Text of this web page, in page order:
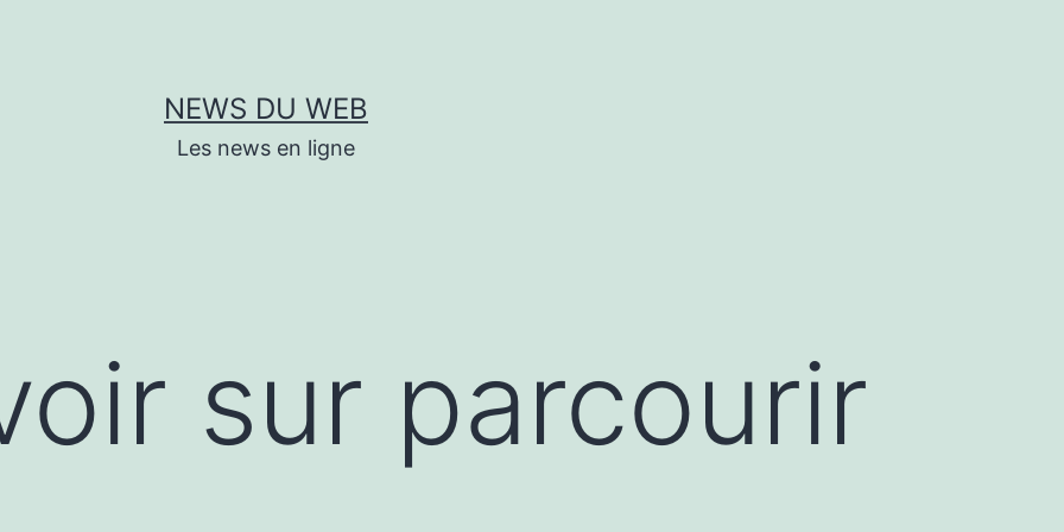
NEWS DU WEB
Les news en ligne
sur parcourir